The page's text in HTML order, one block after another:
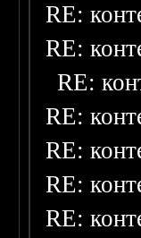
RE:
RE:
RE:
RE:
RE:
RE:
RE: